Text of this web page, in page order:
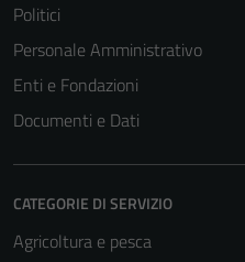
Politici
Personale Amministrativo
Enti e Fondazioni
Documenti e Dati
CATEGORIE DI SERVIZIO
Agricoltura e pesca